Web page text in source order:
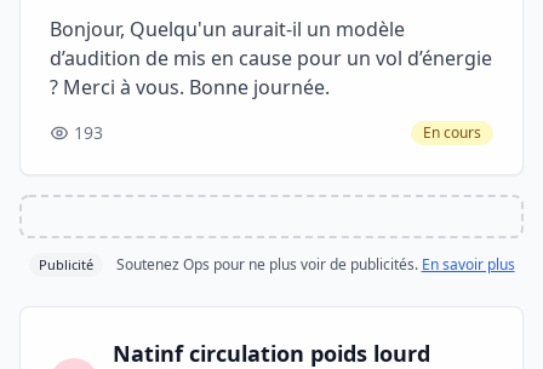
Bonjour, Quelqu'un aurait-il un modèle
d’audition de mis en cause pour un vol d’énergie
? Merci à vous. Bonne journée.
193 En cours
Publicité Soutenez Ops pour ne plus voir de publicités. En savoir plus
Natinf circulation poids lourd